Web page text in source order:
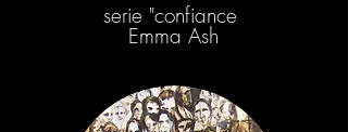
serie "confiance
Emma Ash